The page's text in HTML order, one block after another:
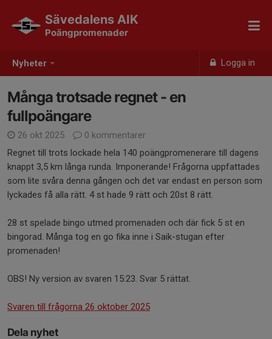
Nyheter Logga in
Sävedalens AIK
Poängpromenader
Många trotsade regnet - en
fullpoängare
26 okt 2025
0 kommentarer
Regnet till trots lockade hela 140 poängpromenerare till dagens
knappt 3,5 km långa runda. Imponerande! Frågorna uppfattades
som lite svåra denna gången och det var endast en person som
lyckades få alla rätt. 4 st hade 9 rätt och 20st 8 rätt.
28 st spelade bingo utmed promenaden och där fick 5 st en
bingorad. Många tog en go fika inne i Saik-stugan efter
promenaden!
OBS! Ny version av svaren 15:23. Svar 5 rättat.
Svaren till frågorna 26 oktober 2025
Dela nyhet